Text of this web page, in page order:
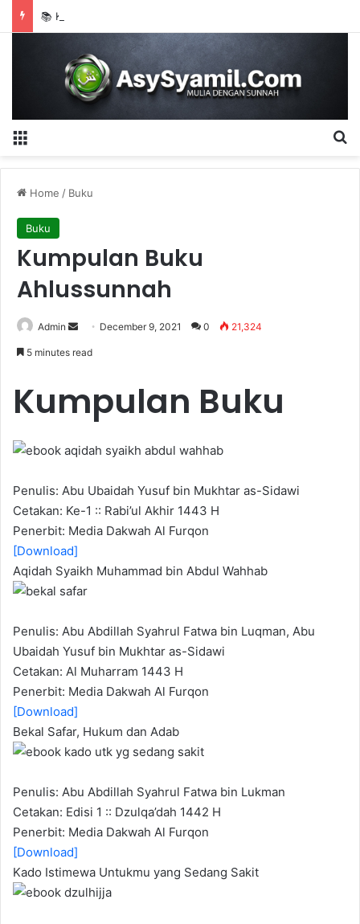
Home / Buku
Buku
Kumpulan Buku
Ahlussunnah
Admin
a
December 9, 2021 0 21,324
5 minutes read
Kumpulan Buku
Penulis: Abu Ubaidah Yusuf bin Mukhtar as-Sidawi
Cetakan: Ke-1 :: Rabi’ul Akhir 1443 H
Penerbit: Media Dakwah Al Furqon
[Download]
Aqidah Syaikh Muhammad bin Abdul Wahhab
Penulis: Abu Abdillah Syahrul Fatwa bin Luqman, Abu
Ubaidah Yusuf bin Mukhtar as-Sidawi
Cetakan: Al Muharram 1443 H
Penerbit: Media Dakwah Al Furqon
[Download]
Bekal Safar, Hukum dan Adab
Penulis: Abu Abdillah Syahrul Fatwa bin Lukman
Cetakan: Edisi 1 :: Dzulqa’dah 1442 H
Penerbit: Media Dakwah Al Furqon
[Download]
Kado Istimewa Untukmu yang Sedang Sakit